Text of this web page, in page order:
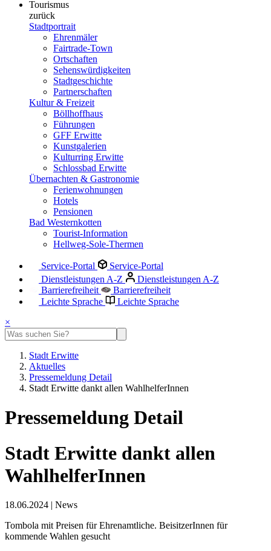
Tourismus
zurück
Stadtportrait
Ehrenmäler
Fairtrade-Town
Ortschaften
Sehenswürdigkeiten
Stadtgeschichte
Partnerschaften
Kultur & Freizeit
Böllhoffhaus
Führungen
GFF Erwitte
Kunstgalerien
Kulturring Erwitte
Schlossbad Erwitte
Übernachten & Gastronomie
Ferienwohnungen
Hotels
Pensionen
Bad Westernkotten
Tourist-Information
Hellweg-Sole-Thermen
Service-Portal
Service-Portal
Dienstleistungen A-Z
Dienstleistungen A-Z
Barrierefreiheit
Barrierefreiheit
Leichte Sprache
Leichte Sprache
×
Stadt Erwitte
Aktuelles
Pressemeldung Detail
Stadt Erwitte dankt allen WahlhelferInnen
Pressemeldung Detail
Stadt Erwitte dankt allen
WahlhelferInnen
18.06.2024 | News
Tombola mit Preisen für Ehrenamtliche. BeisitzerInnen für
kommende Wahlen gesucht